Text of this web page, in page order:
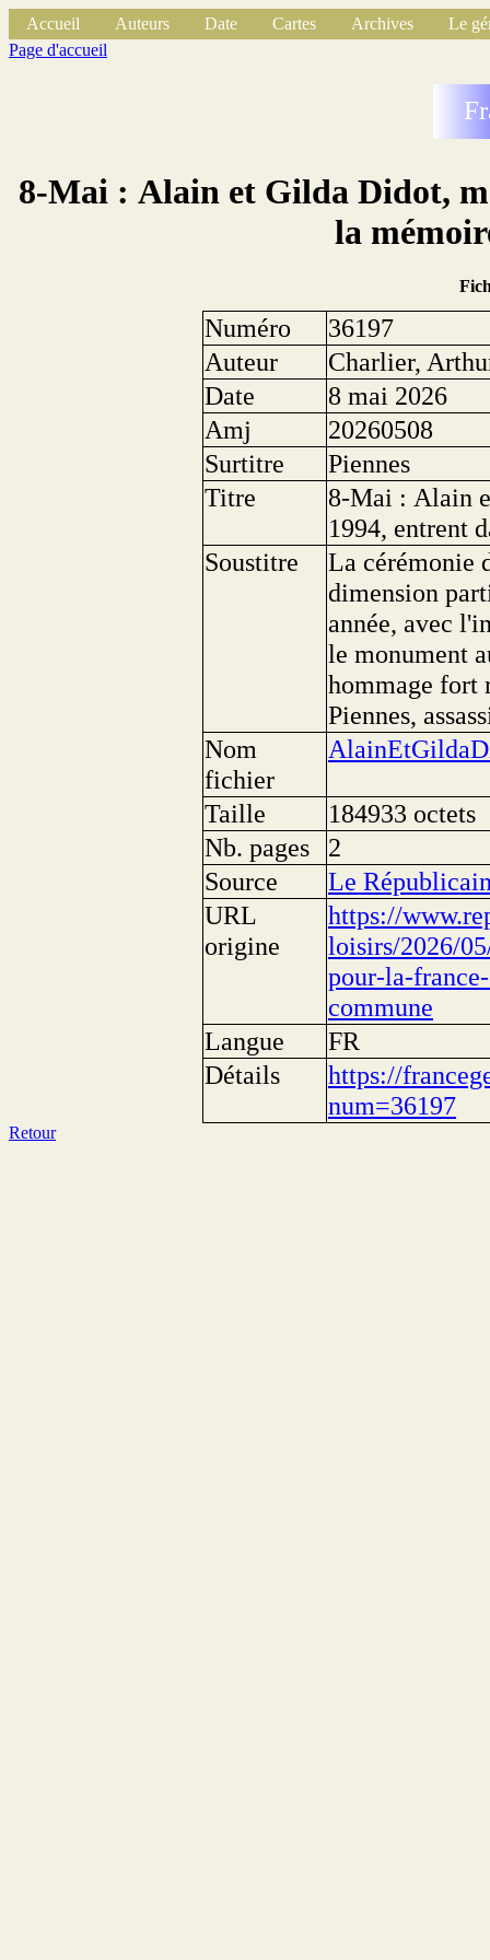
Accueil Auteurs Date Cartes Archives
Le
Page d'accueil
8-Mai : Alain et Gilda Didot,
la
Numéro
36197
Auteur
Charlier,
Date
8 mai 2026
Amj
20260508
Surtitre
Piennes
Titre
8-Mai : Alain
1994, entrent
Soustitre
La cérémonie
dimension
année, avec
le monument
hommage fort
Piennes,
Nom
fichier
Taille
184933 octets
Nb. pages
2
Source
Le
URL
origine
https://
loisirs/2026/
pour-la-
commune
Langue
FR
Détails
https://
num=36197
Retour